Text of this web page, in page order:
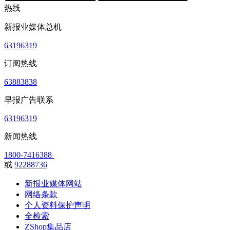
热线
新报业媒体总机
63196319
订阅热线
63883838
早报广告联系
63196319
新闻热线
1800-7416388
或 92288736
新报业媒体网站
网络条款
个人资料保护声明
全检索
ZShop集品店